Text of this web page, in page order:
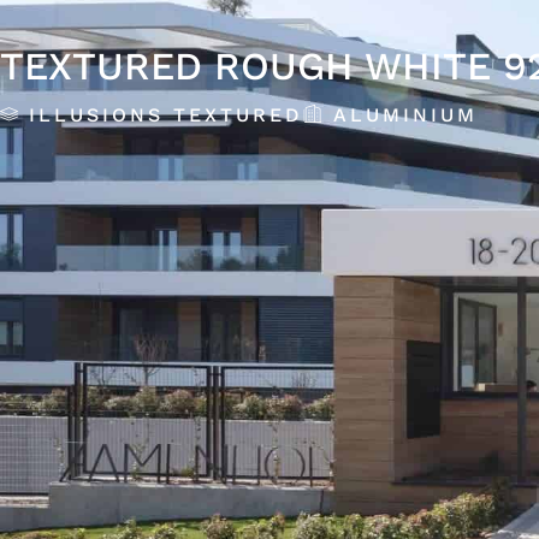
TEXTURED ROUGH WHITE
ILLUSIONS TEXTURED ALUMINIUM